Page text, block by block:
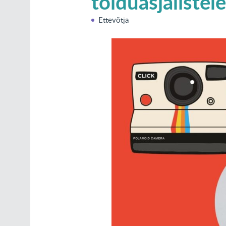
Ettevõtja